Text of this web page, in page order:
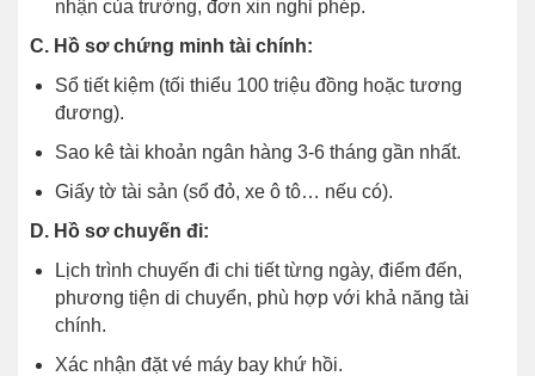
nhận của trường, đơn xin nghỉ phép.
C. Hồ sơ chứng minh tài chính:
Sổ tiết kiệm (tối thiểu 100 triệu đồng hoặc tương
đương).
Sao kê tài khoản ngân hàng 3-6 tháng gần nhất.
Giấy tờ tài sản (sổ đỏ, xe ô tô… nếu có).
D. Hồ sơ chuyến đi:
Lịch trình chuyến đi chi tiết từng ngày, điểm đến,
phương tiện di chuyển, phù hợp với khả năng tài
chính.
Xác nhận đặt vé máy bay khứ hồi.